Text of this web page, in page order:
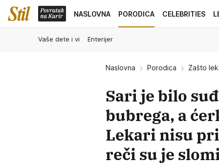
NASLOVNA PORODICA
Vaše dete i vi Enterijer
CELEBRITIES
Naslovna Porodica Zašto
Sari je bilo
bubrega, a
Lekari nisu
reči su je